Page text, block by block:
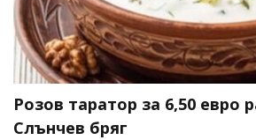
Розов таратор за 6,50 евро
Слънчев бряг